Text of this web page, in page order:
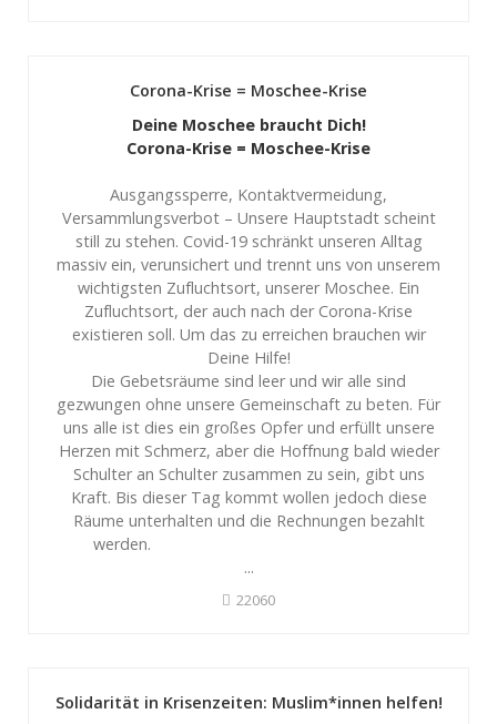
Corona-Krise = Moschee-Krise
Deine Moschee braucht Dich!
Corona-Krise = Moschee-Krise
Ausgangssperre, Kontaktvermeidung,
Versammlungsverbot – Unsere Hauptstadt scheint
still zu stehen. Covid-19 schränkt unseren Alltag
massiv ein, verunsichert und trennt uns von unserem
wichtigsten Zufluchtsort, unserer Moschee. Ein
Zufluchtsort, der auch nach der Corona-Krise
existieren soll. Um das zu erreichen brauchen wir
Deine Hilfe!
Die Gebetsräume sind leer und wir alle sind
gezwungen ohne unsere Gemeinschaft zu beten. Für
uns alle ist dies ein großes Opfer und erfüllt unsere
Herzen mit Schmerz, aber die Hoffnung bald wieder
Schulter an Schulter zusammen zu sein, gibt uns
Kraft. Bis dieser Tag kommt wollen jedoch diese
Räume unterhalten und die Rechnungen bezahlt
werden.
...
22060
Solidarität in Krisenzeiten: Muslim*innen helfen!